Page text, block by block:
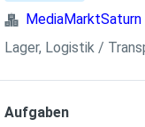
MediaMarktSaturn
Lager, Logistik /
Aufgaben